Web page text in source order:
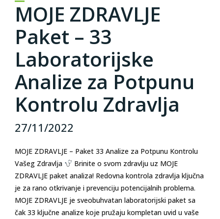
MOJE ZDRAVLJE
Paket – 33
Laboratorijske
Analize za Potpunu
Kontrolu Zdravlja
27/11/2022
MOJE ZDRAVLJE – Paket 33 Analize za Potpunu Kontrolu
Vašeg Zdravlja
Brinite o svom zdravlju uz MOJE
ZDRAVLJE paket analiza! Redovna kontrola zdravlja ključna
je za rano otkrivanje i prevenciju potencijalnih problema.
MOJE ZDRAVLJE je sveobuhvatan laboratorijski paket sa
čak 33 ključne analize koje pružaju kompletan uvid u vaše